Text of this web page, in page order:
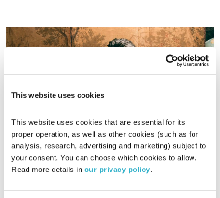
This website uses cookies
This website uses cookies that are essential for its
proper operation, as well as other cookies (such as for
analysis, research, advertising and marketing) subject to
your consent. You can choose which cookies to allow.
Read more details in our privacy policy.
הדיבור של אליוט – 5.7.21
הדיבור של אליוט
אליוט עורכת ומגישה שעתיים עם מיטב המוזיקה המקומית הטרייה